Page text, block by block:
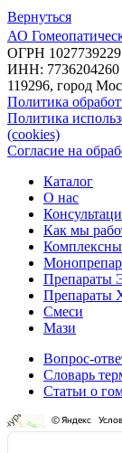
Вернуться
АО
ОГРН
ИНН: 7736204260
119296, город
Политика
Политика
(cookies)
Согласие на
Каталог
О нас
Как мы
Препараты
Препараты
Смеси
Мази
Вопрос-
Словарь
Статьи о